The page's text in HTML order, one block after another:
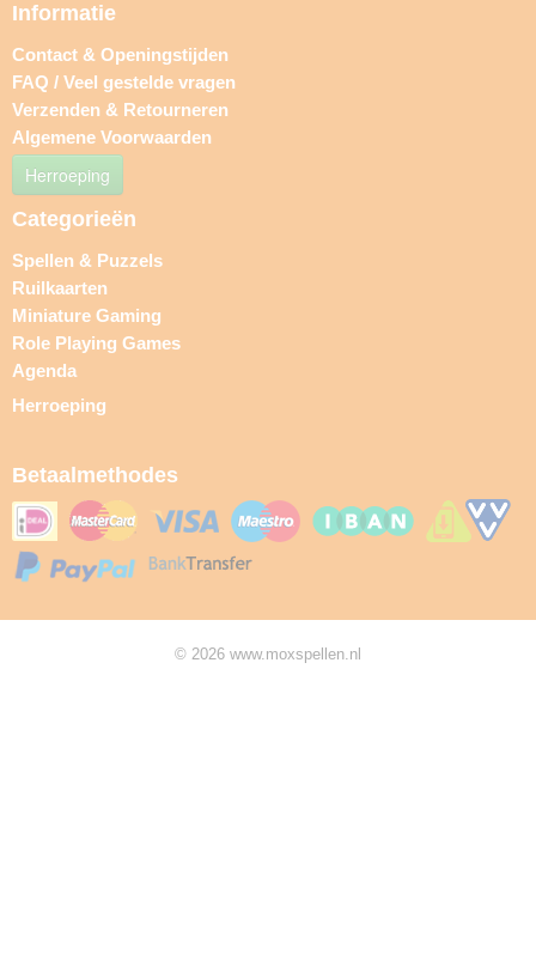
Informatie
Contact & Openingstijden
FAQ / Veel gestelde vragen
Verzenden & Retourneren
Algemene Voorwaarden
Herroeping
Categorieën
Spellen & Puzzels
Ruilkaarten
Miniature Gaming
Role Playing Games
Agenda
Herroeping
Betaalmethodes
© 2026 www.moxspellen.nl